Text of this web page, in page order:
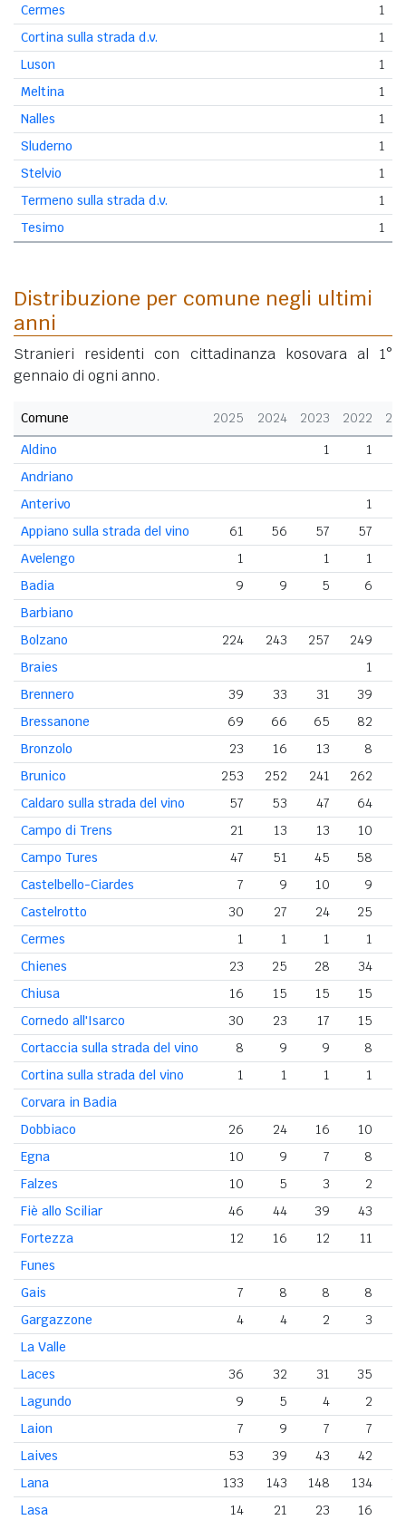
Cermes
1
Cortina sulla strada d.v.
1
Luson
1
Meltina
1
Nalles
1
Sluderno
1
Stelvio
1
Termeno sulla strada d.v.
1
Tesimo
1
Distribuzione per comune negli ultimi
anni
Stranieri residenti con cittadinanza kosovara al 1°
gennaio di ogni anno.
Comune 2025 2024 2023 2022
Aldino
1
1
Andriano
Anterivo
1
Appiano sulla strada del vino
61 56 57 57
Avelengo
1 1
1
Badia
9 9 5
6
Barbiano
Bolzano
224 243 257 249
Braies
1
Brennero
39 33 31 39
Bressanone
69 66 65 82
Bronzolo
23 16 13 8
Brunico
253 252 241 262
Caldaro sulla strada del vino
57 53 47 64
Campo di Trens
21 13 13 10
Campo Tures
47 51 45 58
Castelbello-Ciardes
7 9 10 9
Castelrotto
30 27 24 25
Cermes
1 1 1
1
Chienes
23 25 28 34
Chiusa
16 15 15 15
Cornedo all'Isarco
30 23 17
15
Cortaccia sulla strada del vino
8 9 9
8
Cortina sulla strada del vino
1 1 1
1
Corvara in Badia
Dobbiaco
26 24 16 10
Egna
10 9 7 8
Falzes
10 5 3
2
Fiè allo Sciliar
46 44 39 43
Fortezza
12 16 12 11
Funes
Gais
7 8 8 8
Gargazzone
4 4 2
3
La Valle
Laces
36 32 31 35
Lagundo
9 5 4
2
Laion
7 9 7
7
Laives
53 39 43 42
Lana
133 143 148 134
Lasa
14 21 23 16